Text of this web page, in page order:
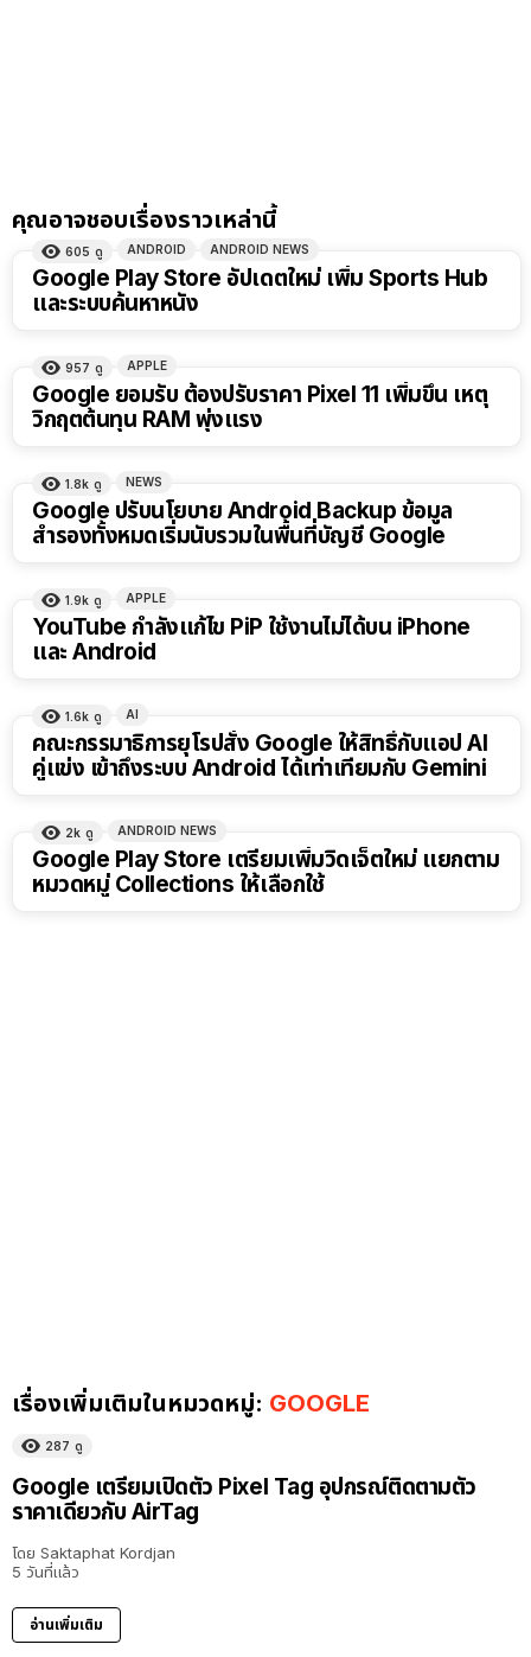
คุณอาจชอบเรื่องราวเหล่านี้
605 ดู ANDROID ANDROID NEWS
Google Play Store อัปเดตใหม่ เพิ่ม Sports Hub
และระบบค้นหาหนัง
957 ดู APPLE
Google ยอมรับ ต้องปรับราคา Pixel 11 เพิ่มขึ้น เหตุ
วิกฤตต้นทุน RAM พุ่งแรง
1.8k ดู NEWS
Google ปรับนโยบาย Android Backup ข้อมูล
สำรองทั้งหมดเริ่มนับรวมในพื้นที่บัญชี Google
1.9k ดู APPLE
YouTube กำลังแก้ไข PiP ใช้งานไม่ได้บน iPhone
และ Android
1.6k ดู AI
คณะกรรมาธิการยุโรปสั่ง Google ให้สิทธิ์กับแอป AI
คู่แข่ง เข้าถึงระบบ Android ได้เท่าเทียมกับ Gemini
2k ดู ANDROID NEWS
Google Play Store เตรียมเพิ่มวิดเจ็ตใหม่ แยกตาม
หมวดหมู่ Collections ให้เลือกใช้
เรื่องเพิ่มเติมในหมวดหมู่: GOOGLE
287 ดู
Google เตรียมเปิดตัว Pixel Tag อุปกรณ์ติดตามตัว
ราคาเดียวกับ AirTag
โดย Saktaphat Kordjan
5 วันที่แล้ว
อ่านเพิ่มเติม